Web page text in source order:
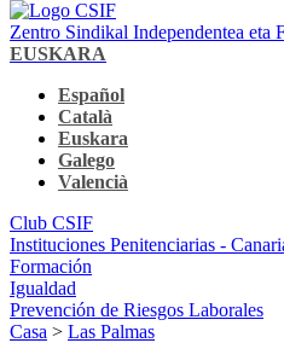
Zentro Sindikal Independentea eta
EUSKARA
Español
Català
Euskara
Galego
Valencià
Club CSIF
Instituciones Penitenciarias -
Formación
Igualdad
Prevención de Riesgos Laborales
Casa > Las Palmas